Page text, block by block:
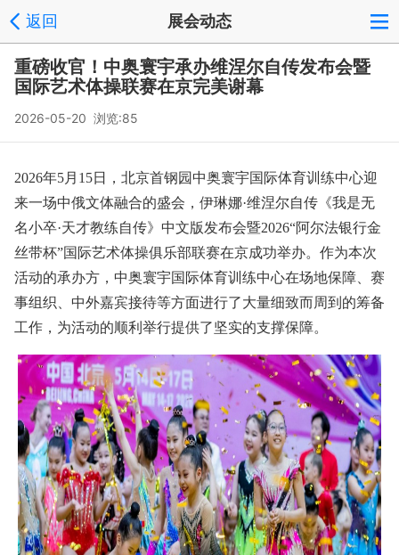
返回 展会动态
重磅收官！中奥寰宇承办维涅尔自传发布会暨
国际艺术体操联赛在京完美谢幕
2026-05-20 浏览:85
2026年5月15日，北京首钢园中奥寰宇国际体育训练中心迎
来一场中俄文体融合的盛会，伊琳娜·维涅尔自传《我是无
名小卒·天才教练自传》中文版发布会暨2026“阿尔法银行金
丝带杯”国际艺术体操俱乐部联赛在京成功举办。作为本次
活动的承办方，中奥寰宇国际体育训练中心在场地保障、赛
事组织、中外嘉宾接待等方面进行了大量细致而周到的筹备
工作，为活动的顺利举行提供了坚实的支撑保障。